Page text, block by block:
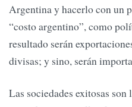
Argentina y hacerlo con un
“costo argentino”, como
resultado serán
divisas; y sino, serán
Las sociedades exitosas